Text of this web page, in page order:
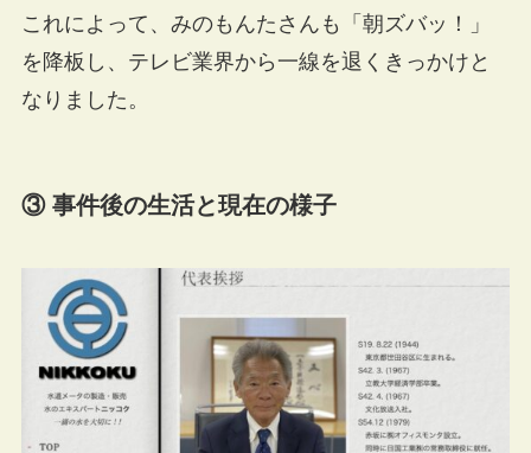
これによって、みのもんたさんも「朝ズバッ！」
を降板し、テレビ業界から一線を退くきっかけと
なりました。
③ 事件後の生活と現在の様子